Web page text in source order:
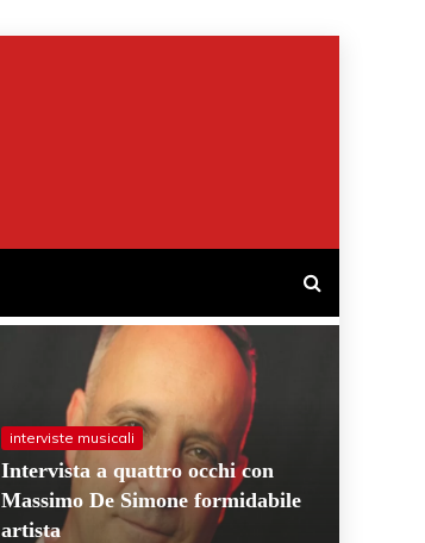
interviste musicali
Intervista a quattro occhi con
Massimo De Simone formidabile
artista